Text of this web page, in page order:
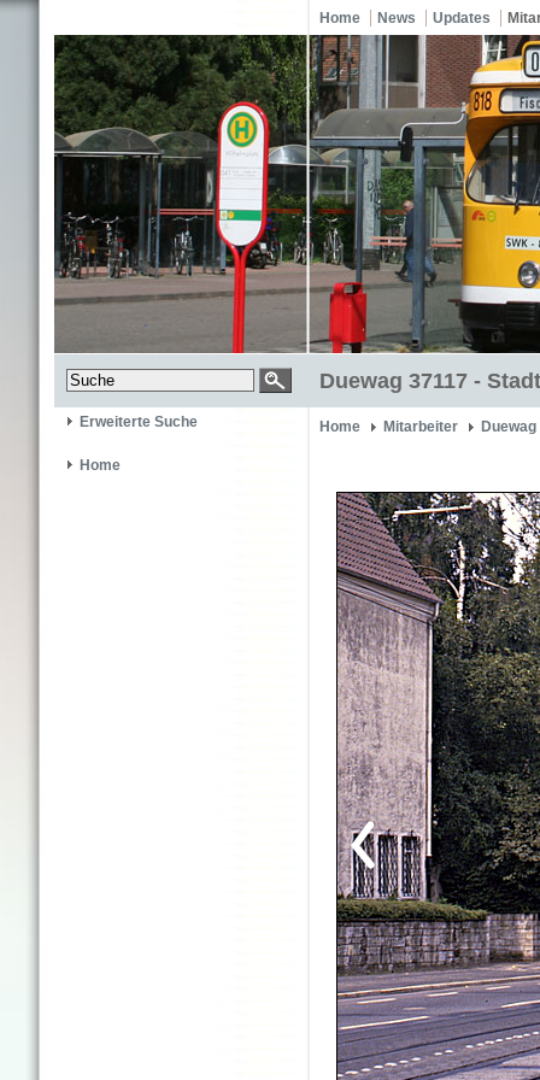
Home News Updates
Duewag 37117 -
Erweiterte Suche
Home
Home Mitarbeiter Duewag